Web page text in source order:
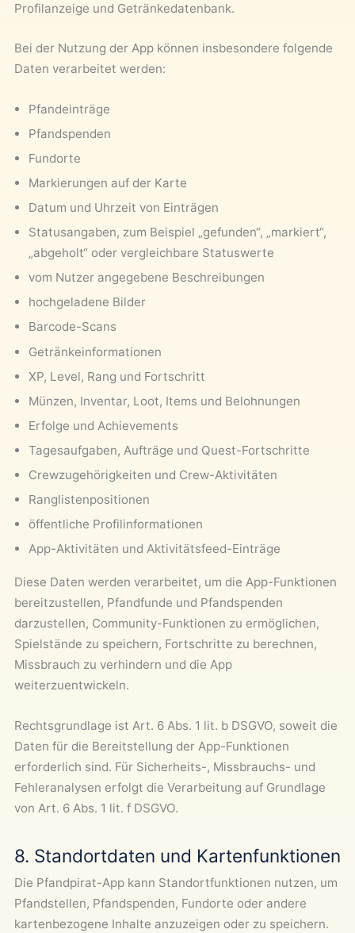
Profilanzeige und Getränkedatenbank.
Bei der Nutzung der App können insbesondere folgende
Daten verarbeitet werden:
Pfandeinträge
Pfandspenden
Fundorte
Markierungen auf der Karte
Datum und Uhrzeit von Einträgen
Statusangaben, zum Beispiel „gefunden“, „markiert“,
„abgeholt“ oder vergleichbare Statuswerte
vom Nutzer angegebene Beschreibungen
hochgeladene Bilder
Barcode-Scans
Getränkeinformationen
XP, Level, Rang und Fortschritt
Münzen, Inventar, Loot, Items und Belohnungen
Erfolge und Achievements
Tagesaufgaben, Aufträge und Quest-Fortschritte
Crewzugehörigkeiten und Crew-Aktivitäten
Ranglistenpositionen
öffentliche Profilinformationen
App-Aktivitäten und Aktivitätsfeed-Einträge
Diese Daten werden verarbeitet, um die App-Funktionen
bereitzustellen, Pfandfunde und Pfandspenden
darzustellen, Community-Funktionen zu ermöglichen,
Spielstände zu speichern, Fortschritte zu berechnen,
Missbrauch zu verhindern und die App
weiterzuentwickeln.
Rechtsgrundlage ist Art. 6 Abs. 1 lit. b DSGVO, soweit die
Daten für die Bereitstellung der App-Funktionen
erforderlich sind. Für Sicherheits-, Missbrauchs- und
Fehleranalysen erfolgt die Verarbeitung auf Grundlage
von Art. 6 Abs. 1 lit. f DSGVO.
8. Standortdaten und Kartenfunktionen
Die Pfandpirat-App kann Standortfunktionen nutzen, um
Pfandstellen, Pfandspenden, Fundorte oder andere
kartenbezogene Inhalte anzuzeigen oder zu speichern.